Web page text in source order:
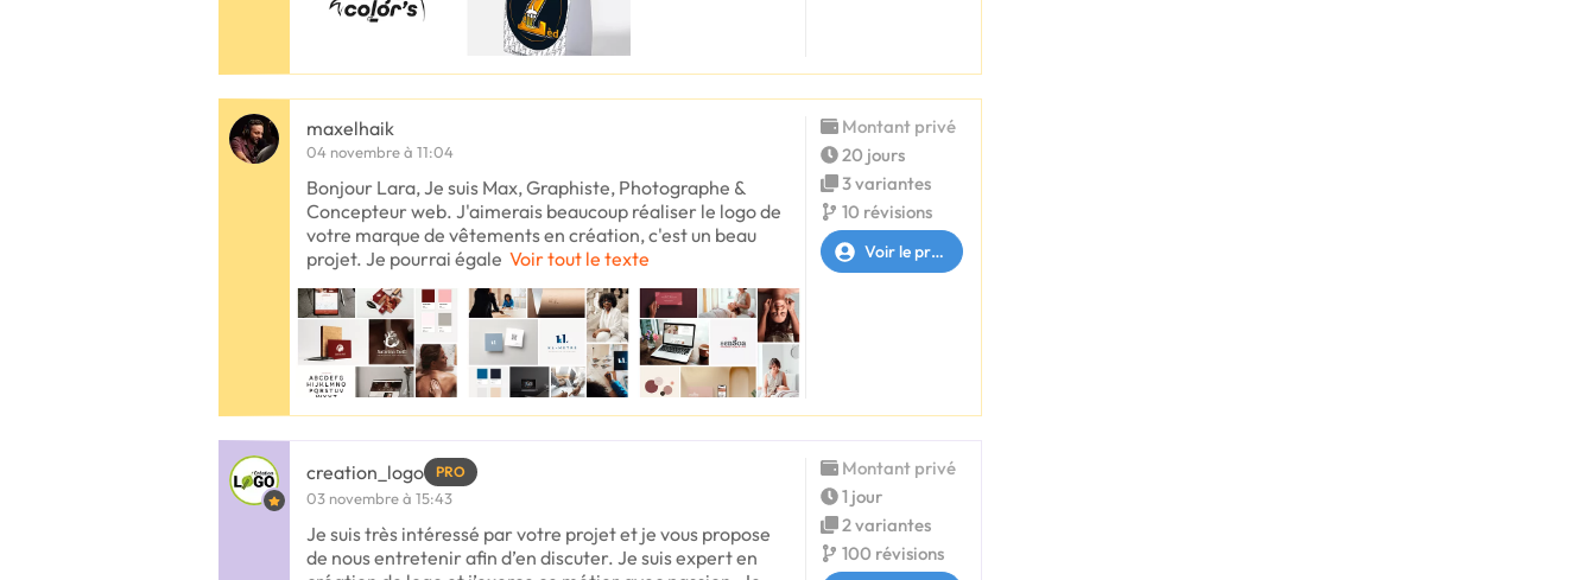
maxelhaik
04 novembre à 11:04
Bonjour Lara, Je suis Max, Graphiste, Photographe &
Concepteur web. J'aimerais beaucoup réaliser le logo de
votre marque de vêtements en création, c'est un beau
projet. Je pourrai égale Voir tout le texte
Montant privé
20 jours
3 variantes
10 révisions
Voir le profil
creation_logo PRO
03 novembre à 15:43
Je suis très intéressé par votre projet et je vous propose
de nous entretenir afin d’en discuter. Je suis expert en
Montant privé
1 jour
2 variantes
100 révisions